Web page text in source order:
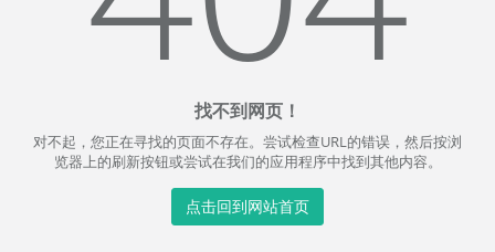
找不到网页！
对不起，您正在寻找的页面不存在。尝试检查URL的错误，然后按浏
览器上的刷新按钮或尝试在我们的应用程序中找到其他内容。
点击回到网站首页